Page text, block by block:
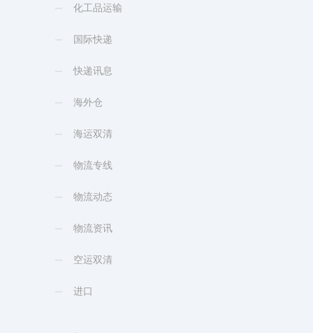
化工品运输
国际快递
快递讯息
海外仓
海运双清
物流专线
物流动态
物流资讯
空运双清
进口